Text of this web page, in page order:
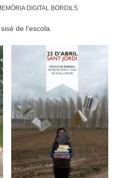
DIGITAL BORDILS
de l’escola.